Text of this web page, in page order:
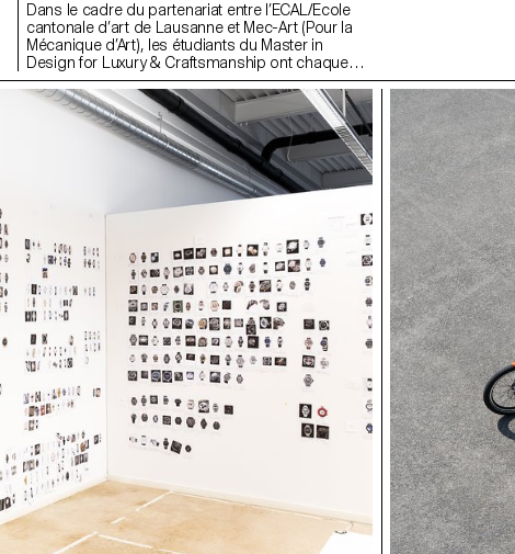
Dans le cadre du partenariat entre l’ECAL/Ecole
cantonale d’art de Lausanne et Mec-Art (Pour la
Mécanique d’Art), les étudiants du Master in
Design for Luxury & Craftsmanship ont chaque
année l’opportunité de visiter les manufactures et
rencontrer les artisans basés dans la ville de
Sainte-Croix. Cette région de l’arc jurassien
franco-suisse regroupe de très nombreux savoir-
faire en mécanique horlogère et mécanique d’art
fait désormais partie du Patrimoine culturel
immatériel de l’Unesco. Ces visites et rencontres
doivent permettre aux étudiants du programme
de l’ECAL de réaliser des pièces mécaniques
simples et ludiques qui permettront d’illustrer les
différents savoir-faire propres à la région, tels que
les automates, les boîtes à musique ou
l’horlogerie.